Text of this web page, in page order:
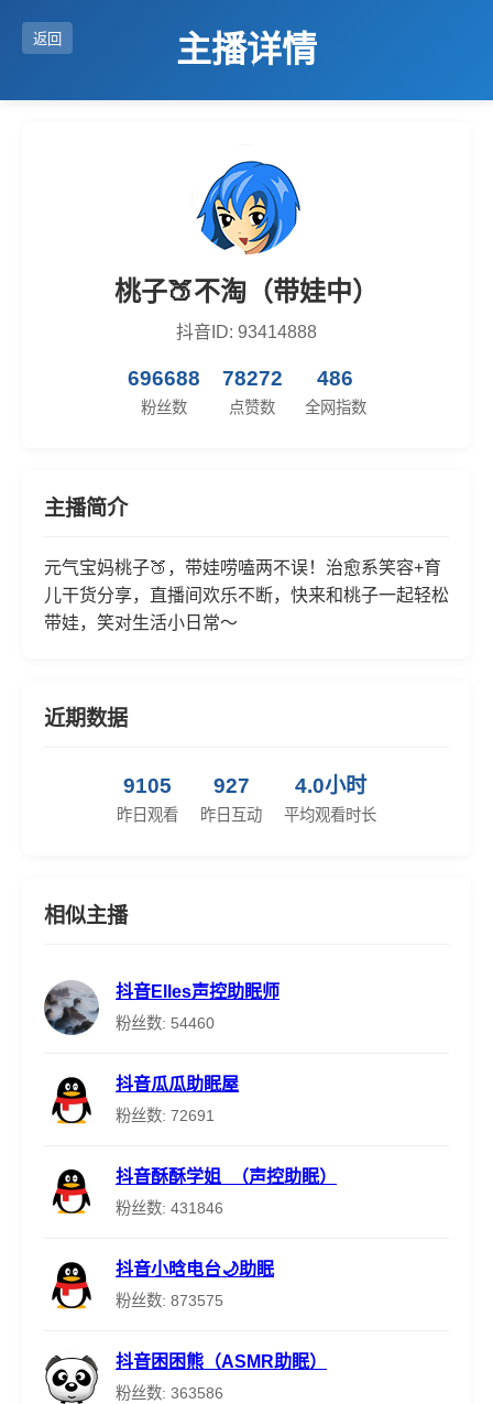
返回 主播详情
桃子🍑不淘（带娃中）
抖音ID: 93414888
696688
粉丝数
78272
点赞数
486
全网指数
主播简介
元气宝妈桃子🍑，带娃唠嗑两不误！治愈系笑容+育
儿干货分享，直播间欢乐不断，快来和桃子一起轻松
带娃，笑对生活小日常～
近期数据
9105
昨日观看
927
昨日互动
4.0小时
平均观看时长
相似主播
抖音Elles声控助眠师
粉丝数: 54460
抖音瓜瓜助眠屋
粉丝数: 72691
抖音酥酥学姐_（声控助眠）
粉丝数: 431846
抖音小晗电台🌙助眠
粉丝数: 873575
抖音困困熊（ASMR助眠）
粉丝数: 363586